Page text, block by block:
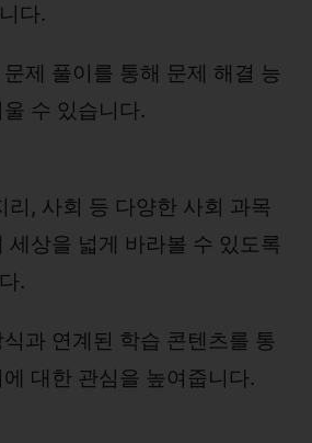
다.
문제 풀이를 통해 문제 해결 능
수 있습니다.
리, 사회 등 다양한 사회 과목
세상을 넓게 바라볼 수 있도록
.
과 연계된 학습 콘텐츠를 통
대한 관심을 높여줍니다.